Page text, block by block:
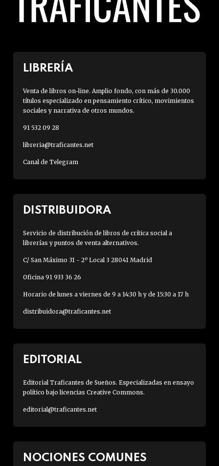
LIBRERÍA
Venta de libros on-line. Amplio fondo, con más de 30.000
títulos especializado en pensamiento crítico, movimientos
sociales y narrativa de otros mundos.
91 532 09 28
libreria@traficantes.net
Canal de Telegram
DISTRIBUIDORA
Servicio de distribución de libros de crítica social a
librerías y puntos de venta alternativos.
C/ San Máximo 31 - 2º Local 3 28041 Madrid
Oficina 91 933 36 26
Horario de lunes a viernes de 9 a 14:30 h y de 15:30 a 17 h
distribuidora@traficantes.net
EDITORIAL
Editorial Traficantes de Sueños. Especializadas en ensayo
político bajo licencias Creative Commons.
editorial@traficantes.net
NOCIONES COMUNES